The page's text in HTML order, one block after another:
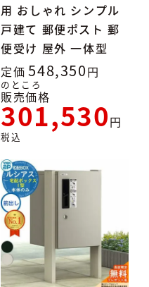
用 おしゃれ シンプル
戸建て 郵便ポスト 郵
便受け 屋外 一体型
定価 548,350
のところ
販売価格
301,530
税込